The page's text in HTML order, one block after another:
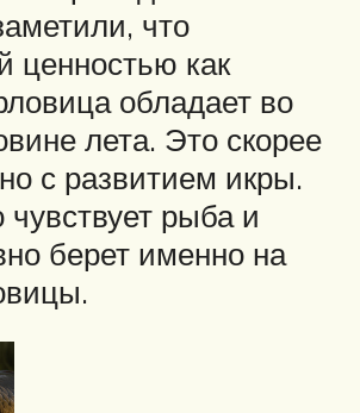
что
ценностью как
обладает во
лета. Это скорее
с развитием икры.
рыба и
берет именно на